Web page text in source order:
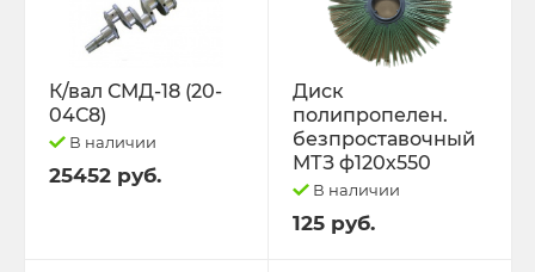
К/вал СМД-18 (20-
04С8)
В наличии
25452 руб.
Диск
полипропелен.
безпроставочный
МТЗ ф120х550
В наличии
125 руб.